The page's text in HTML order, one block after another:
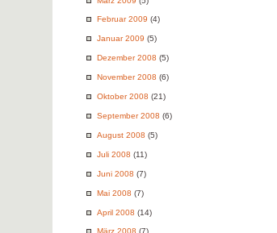
Februar 2009 (4)
Januar 2009 (5)
Dezember 2008 (5)
November 2008 (6)
Oktober 2008 (21)
September 2008 (6)
August 2008 (5)
Juli 2008 (11)
Juni 2008 (7)
Mai 2008 (7)
April 2008 (14)